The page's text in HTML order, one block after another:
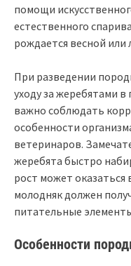
помощи
естественного
рождается весной или
При разведении
уходу за жеребятами
важно соблюдать
особенности
ветеринаров.
жеребята быстро
рост может
молодняк должен
питательные
Особенности